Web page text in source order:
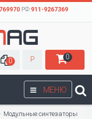
РФ:911-9267369
0 Р 0
МЕНЮ
Модульные синтезаторы